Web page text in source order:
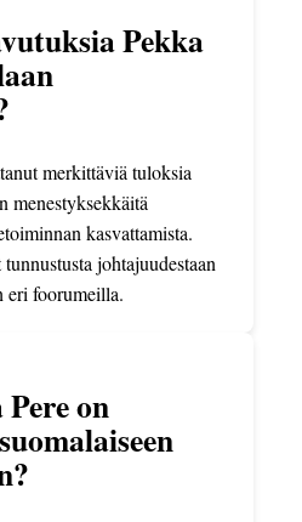
Pekka
merkittäviä tuloksia
menestyksekkäitä
kasvattamista.
johtajuudestaan
eri foorumeilla.
on